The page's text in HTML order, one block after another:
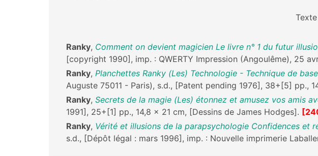
Texte
Ranky, Comment on devient magicien Le livre n° 1 du futur
[copyright 1990], imp. : QWERTY Impression (Angoulême), 25
Ranky, Planchettes Ranky (Les) Technologie - Technique de
Auguste 75011 - Paris), s.d., [Patent pending 1976], 38+[5] pp.,
Ranky, Secrets de la magie (Les) étonnez et amusez vos amis
1991], 25+[1] pp., 14,8 x 21 cm, [Dessins de James Hodges].
Ranky, Vérité et illusions de la parapsychologie Confidences et
s.d., [Dépôt légal : mars 1996], imp. : Nouvelle imprimerie